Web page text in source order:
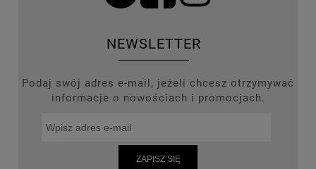
NEWSLETTER
Podaj swój adres e-mail, jeżeli chcesz otrzymywać
informacje o nowościach i promocjach.
ZAPISZ SIĘ